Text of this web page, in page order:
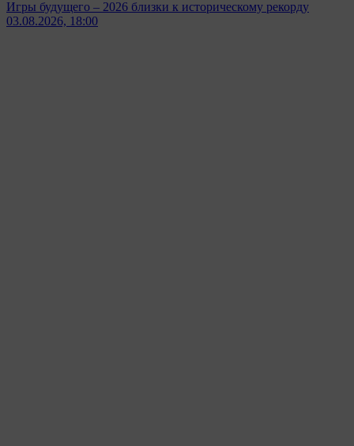
Игры будущего – 2026 близки к историческому рекорду
03.08.2026, 18:00